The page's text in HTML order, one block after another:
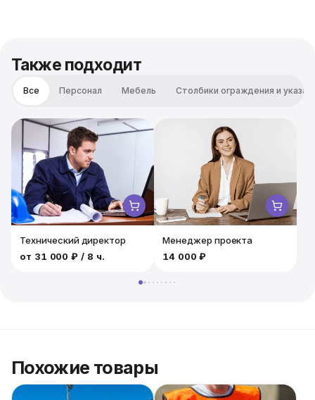
опасное, но ничем не хуже чем во времена древнего
Рима. Каждый участник должен попробовать сбить
весящего по центру телеги. Проигравший упадет на
мягкий батут, а победитель не останется без
аплодисментов!
Также подходит
Все Персонал Мебель Столбики ограждения и
Технический директор
от 31 000 ₽ / 8 ч.
Менеджер проекта
14 000 ₽
Похожие товары